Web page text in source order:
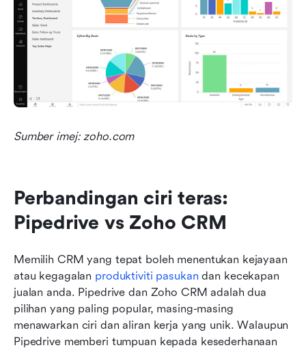
Sumber imej: zoho.com
Perbandingan ciri teras:
Pipedrive vs Zoho CRM
Memilih CRM yang tepat boleh menentukan kejayaan
atau kegagalan produktiviti pasukan dan kecekapan
jualan anda. Pipedrive dan Zoho CRM adalah dua
pilihan yang paling popular, masing-masing
menawarkan ciri dan aliran kerja yang unik. Walaupun
Pipedrive memberi tumpuan kepada kesederhanaan